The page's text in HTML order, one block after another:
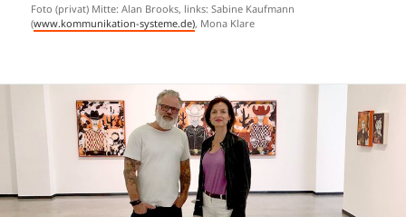
Foto (privat) Mitte: Alan Brooks, links: Sabine Kaufmann
(www.kommunikation-systeme.de), Mona Klare